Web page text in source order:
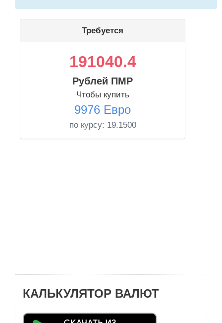
Требуется
191040.4
Рублей ПМР
Чтобы купить
9976 Евро
по курсу: 19.1500
КАЛЬКУЛЯТОР ВАЛЮТ